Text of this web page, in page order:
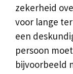
zekerheid
voor lange
een
persoon
bijvoorbeeld